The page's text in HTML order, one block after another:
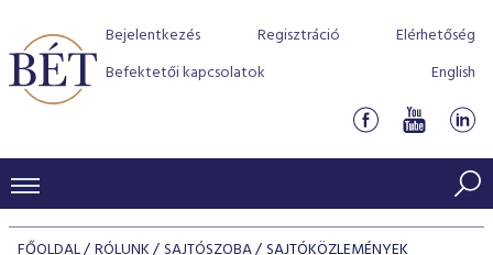
Bejelentkezés Regisztráció
Elérhetőség
Befektetői kapcsolatok
English
KERESKEDÉSI ADATOK